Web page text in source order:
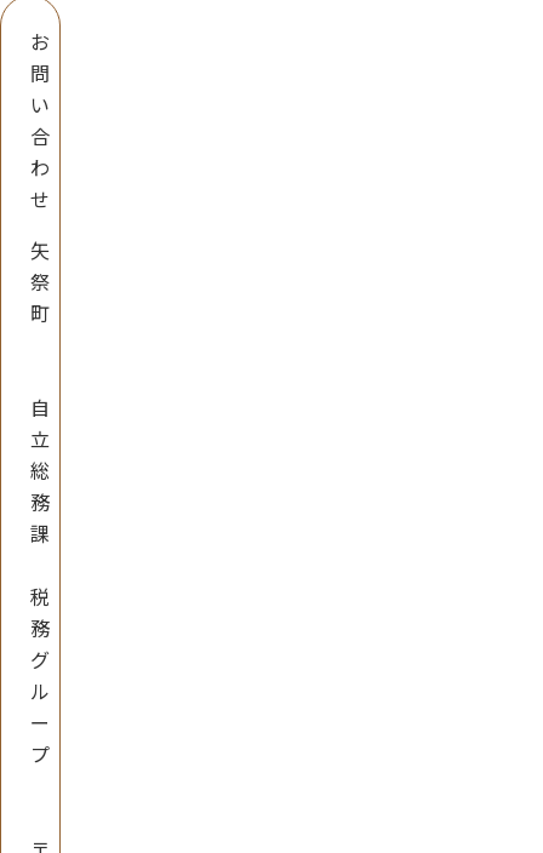
お
問
い
合
わ
せ
矢
祭
町
自
立
総
務
課
税
務
グ
ル
ー
プ